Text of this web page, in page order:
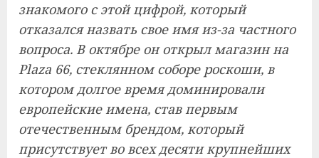
знакомого с этой цифрой, который
отказался назвать свое имя из-за частного
вопроса. В октябре он открыл магазин на
Plaza 66, стеклянном соборе роскоши, в
котором долгое время доминировали
европейские имена, став первым
отечественным брендом, который
присутствует во всех десяти крупнейших